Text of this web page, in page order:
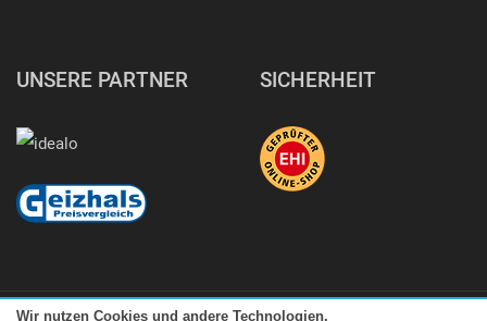
UNSERE PARTNER SICHERHEIT
Wir nutzen Cookies und andere Technologien.